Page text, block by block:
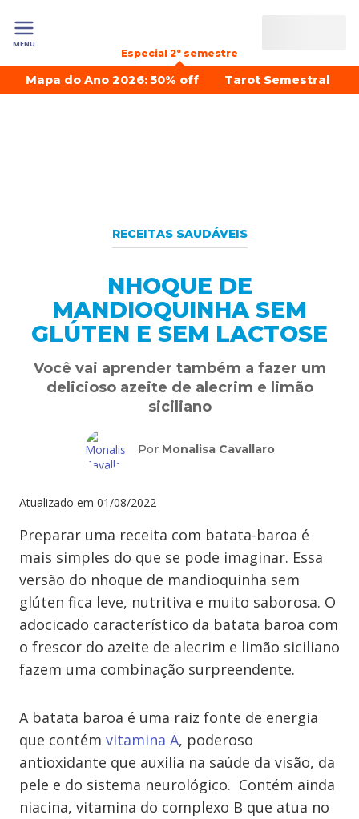
MENU
Especial 2º semestre
Mapa do Ano 2026: 50% off Tarot Semestral
RECEITAS SAUDÁVEIS
NHOQUE DE
MANDIOQUINHA SEM
GLÚTEN E SEM LACTOSE
Você vai aprender também a fazer um
delicioso azeite de alecrim e limão
siciliano
Por Monalisa Cavallaro
Atualizado em 01/08/2022
Preparar uma receita com batata-baroa é
mais simples do que se pode imaginar. Essa
versão do nhoque de mandioquinha sem
glúten fica leve, nutritiva e muito saborosa. O
adocicado característico da batata baroa com
o frescor do azeite de alecrim e limão siciliano
fazem uma combinação surpreendente.
A batata baroa é uma raiz fonte de energia
que contém vitamina A, poderoso
antioxidante que auxilia na saúde da visão, da
pele e do sistema neurológico. Contém ainda
niacina, vitamina do complexo B que atua no